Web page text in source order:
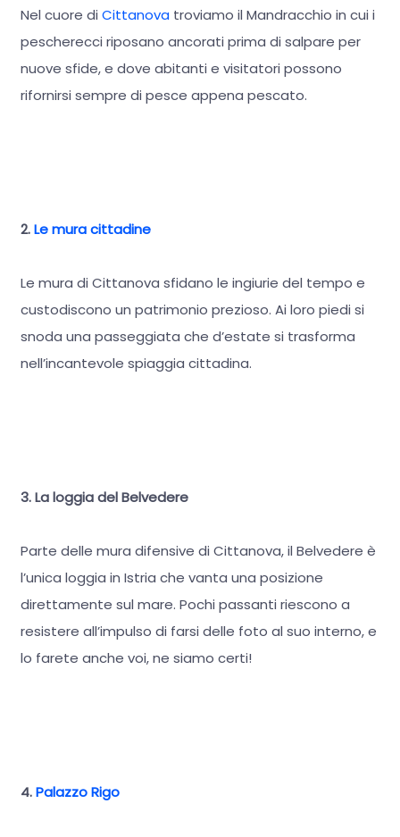
Nel cuore di Cittanovatroviamo il Mandracchio in cui i
pescherecci riposano ancorati prima di salpare per
nuove sfide, e dove abitanti e visitatori possono
rifornirsi sempre di pesce appena pescato.
2.Le mura cittadine
Le mura di Cittanova sfidano le ingiurie del tempo e
custodiscono un patrimonio prezioso. Ai loro piedi si
snoda una passeggiata che d’estate si trasforma
nell’incantevole spiaggia cittadina.
3. La loggia del Belvedere
Parte delle mura difensive di Cittanova, il Belvedere è
l’unica loggia in Istria che vanta una posizione
direttamente sul mare. Pochi passanti riescono a
resistere all’impulso di farsi delle foto al suo interno, e
lo farete anche voi, ne siamo certi!
4.Palazzo Rigo